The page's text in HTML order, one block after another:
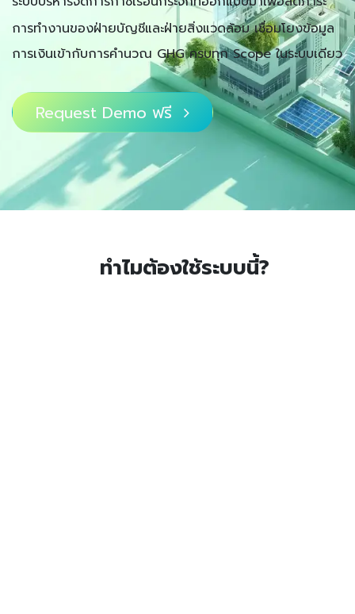
การทำงานของฝ่ายบัญชีและฝ่ายสิ่งแวดล้อม เชื่อมโยงข้อมูล
การเงินเข้ากับการคำนวณ GHG ครบทุก Scope ในระบบเดียว ​
Request Demo ฟรี ​​​​
ทำไมต้องใช้ระบบนี้?